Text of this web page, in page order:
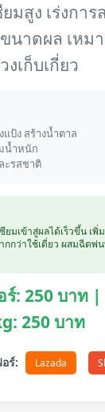
มสูง เร่งการ
นาดผล เหม
งเก็บเกี่ยว
แป้ง สร้างน้ำตาล
น้ำหนัก
ะรสชาติ
ยมเข้าสู่ผลได้เร็วขึ้น เ
กกว่าใช้เดี่ยว ผสมฉีดพ่
ร์: 250 บาท
250 บาท
ร์: Lazada